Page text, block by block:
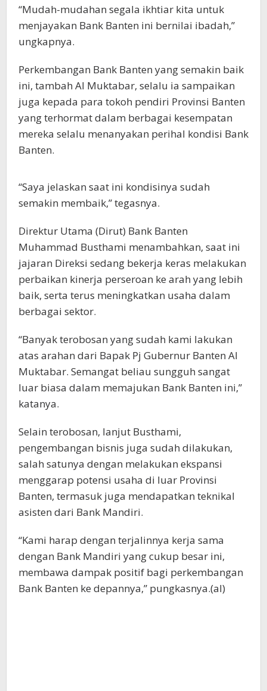
“Mudah-mudahan segala ikhtiar kita untuk
menjayakan Bank Banten ini bernilai ibadah,”
ungkapnya.
Perkembangan Bank Banten yang semakin baik
ini, tambah Al Muktabar, selalu ia sampaikan
juga kepada para tokoh pendiri Provinsi Banten
yang terhormat dalam berbagai kesempatan
mereka selalu menanyakan perihal kondisi Bank
Banten.
“Saya jelaskan saat ini kondisinya sudah
semakin membaik,” tegasnya.
Direktur Utama (Dirut) Bank Banten
Muhammad Busthami menambahkan, saat ini
jajaran Direksi sedang bekerja keras melakukan
perbaikan kinerja perseroan ke arah yang lebih
baik, serta terus meningkatkan usaha dalam
berbagai sektor.
“Banyak terobosan yang sudah kami lakukan
atas arahan dari Bapak Pj Gubernur Banten Al
Muktabar. Semangat beliau sungguh sangat
luar biasa dalam memajukan Bank Banten ini,”
katanya.
Selain terobosan, lanjut Busthami,
pengembangan bisnis juga sudah dilakukan,
salah satunya dengan melakukan ekspansi
menggarap potensi usaha di luar Provinsi
Banten, termasuk juga mendapatkan teknikal
asisten dari Bank Mandiri.
“Kami harap dengan terjalinnya kerja sama
dengan Bank Mandiri yang cukup besar ini,
membawa dampak positif bagi perkembangan
Bank Banten ke depannya,” pungkasnya.(al)